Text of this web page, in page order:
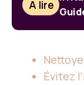
À lire
Évitez